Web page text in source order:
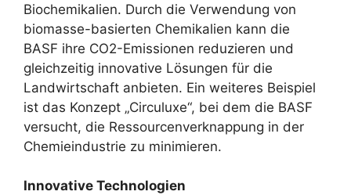
Biochemikalien. Durch die Verwendung von
biomasse-basierten Chemikalien kann die
BASF ihre CO2-Emissionen reduzieren und
gleichzeitig innovative Lösungen für die
Landwirtschaft anbieten. Ein weiteres Beispiel
ist das Konzept „Circuluxe“, bei dem die BASF
versucht, die Ressourcenverknappung in der
Chemieindustrie zu minimieren.
Innovative Technologien